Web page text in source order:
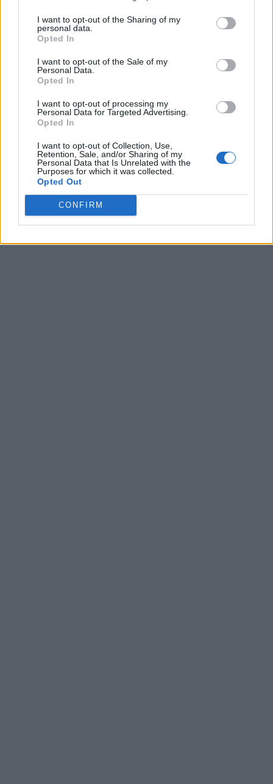
I want to opt-out of the Sharing of my
personal data.
Opted In
I want to opt-out of the Sale of my
Personal Data.
Opted In
I want to opt-out of processing my
Personal Data for Targeted Advertising.
Opted In
I want to opt-out of Collection, Use,
Retention, Sale, and/or Sharing of my
Personal Data that Is Unrelated with the
Purposes for which it was collected.
Opted Out
CONFIRM